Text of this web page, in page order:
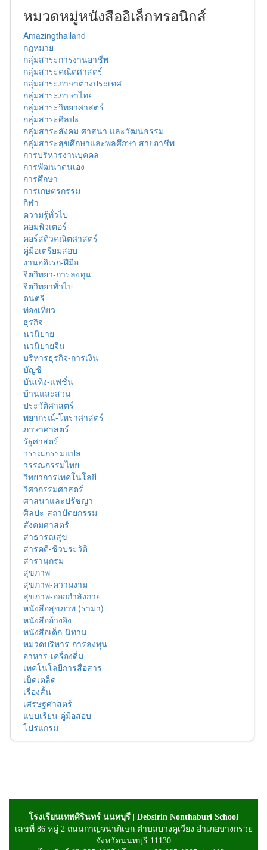
หมวดหมู่หนังสืออิเล็กทรอนิกส์
Amazingthailand
กฎหมาย
กลุ่มสาระการงานอาชีพ
กลุ่มสาระคณิตศาสตร์
กลุ่มสาระภาษาต่างประเทศ
กลุ่มสาระภาษาไทย
กลุ่มสาระวิทยาศาสตร์
กลุ่มสาระศิลปะ
กลุ่มสาระสังคม ศาสนา และวัฒนธรรม
กลุ่มสาระสุขศึกษาและพลศึกษา สายอาชีพ
การบริหารงานบุคคล
การพัฒนาตนเอง
การศึกษา
การเกษตรกรรม
กีฬา
ความรู้ทั่วไป
คอมพิวเตอร์
คอร์สติวคณิตศาสตร์
คู่มือเตรียมสอบ
งานอดิเรก-ฝีมือ
จิตวิทยา-การลงทุน
จิตวิทยาทั่วไป
ดนตรี
ท่องเที่ยว
ธุรกิจ
นวนิยาย
นวนิยายจีน
บริหารธุรกิจ-การเงิน
บัญชี
บันเทิง-แฟชั่น
บ้านและสวน
ประวัติศาสตร์
พยากรณ์-โหราศาสตร์
ภาษาศาสตร์
รัฐศาสตร์
วรรณกรรมแปล
วรรณกรรมไทย
วิทยาการเทคโนโลยี
วิศวกรรมศาสตร์
ศาสนาและปรัชญา
ศิลปะ-สถาปัตยกรรม
สังคมศาสตร์
สาธารณสุข
สารคดี-ชีวประวัติ
สารานุกรม
สุขภาพ
สุขภาพ-ความงาม
สุขภาพ-ออกกำลังกาย
หนังสือสุขภาพ (รามา)
หนังสืออ้างอิง
หนังสือเด็ก-นิทาน
หมวดบริหาร-การลงทุน
อาหาร-เครื่องดื่ม
เทคโนโลยีการสื่อสาร
เบ็ดเตล็ด
เรื่องสั้น
เศรษฐศาสตร์
แบบเรียน คู่มือสอบ
โปรแกรม
โรงเรียนเทพศิรินทร์ นนทบุรี | Debsirin Nonthaburi School
เลขที่ 86 หมู่ 2 ถนนกาญจนาภิเษก ตำบลบางคูเวียง อำเภอบางกรวย
จังหวัดนนทบุรี 11130